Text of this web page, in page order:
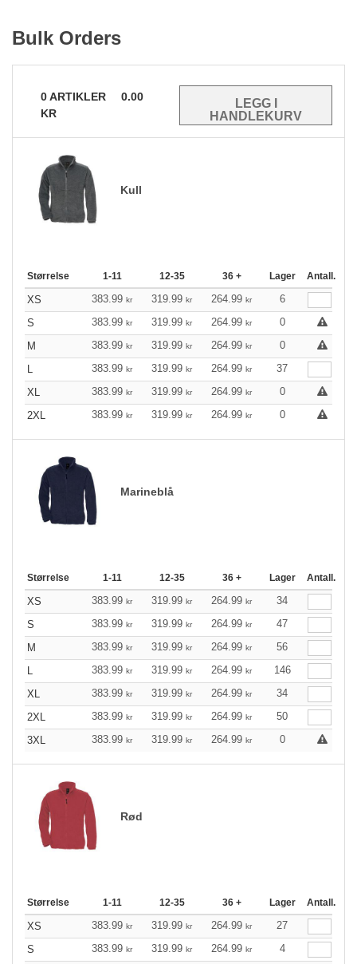
Bulk Orders
0ARTIKLER
0.00
KR
Kull
Størrelse 1-11 12-35 36 + Lager Antall.
XS 383.99 kr 319.99 kr 264.99 kr
6
S
383.99 kr 319.99 kr 264.99 kr
0
M
383.99 kr 319.99 kr 264.99 kr
0
L
383.99 kr 319.99 kr 264.99 kr
37
XL
383.99 kr 319.99 kr 264.99 kr
0
2XL
383.99 kr 319.99 kr 264.99 kr 0
Marineblå
Størrelse 1-11 12-35 36 + Lager Antall.
XS 383.99 kr 319.99 kr 264.99 kr
34
S
383.99 kr 319.99 kr 264.99 kr
47
M
383.99 kr 319.99 kr 264.99 kr
56
L
383.99 kr 319.99 kr 264.99 kr
146
XL
383.99 kr 319.99 kr 264.99 kr
34
2XL
383.99 kr 319.99 kr 264.99 kr
50
3XL
383.99 kr 319.99 kr 264.99 kr 0
Rød
Størrelse 1-11 12-35 36 + Lager Antall.
XS 383.99 kr 319.99 kr 264.99 kr
27
S
383.99 kr 319.99 kr 264.99 kr
4